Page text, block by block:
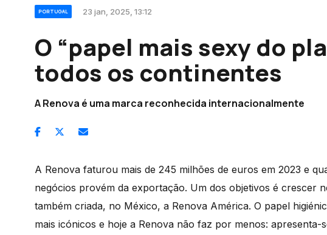
PORTUGAL 23 jan, 2025, 13:12
O “papel mais sexy do
todos os continentes
A Renova é uma marca reconhecida internacionalmente
A Renova faturou mais de 245 milhões de euros em 2023 e
negócios provém da exportação. Um dos objetivos é crescer
também criada, no México, a Renova América. O papel
mais icónicos e hoje a Renova não faz por menos: